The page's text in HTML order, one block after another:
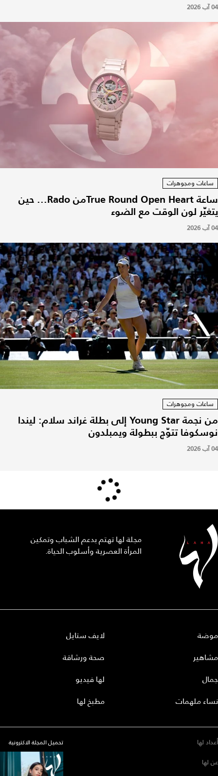
04 آب 2026
ساعات ومجوهرات
ساعة True Round Open Heartمن Rado... حين
يتغيّر لون الوقت مع الضوء
04 آب 2026
ساعات ومجوهرات
من نجمة Young Star إلى بطلة غراند سلام: ليندا
نوسكوفا تتوّج ببطولة ويمبلدون
04 آب 2026
مجلة لها تهتم بدعم الشباب وتمكين
المرأة العصرية وأسلوب الحياة.
موضة
مشاهير
جمال
نساء ملهمات
لايف ستايل
صحة ورشاقة
لها فيديو
مطبخ لها
أعداد لها
عن لها
تحميل المجلة الاكترونية